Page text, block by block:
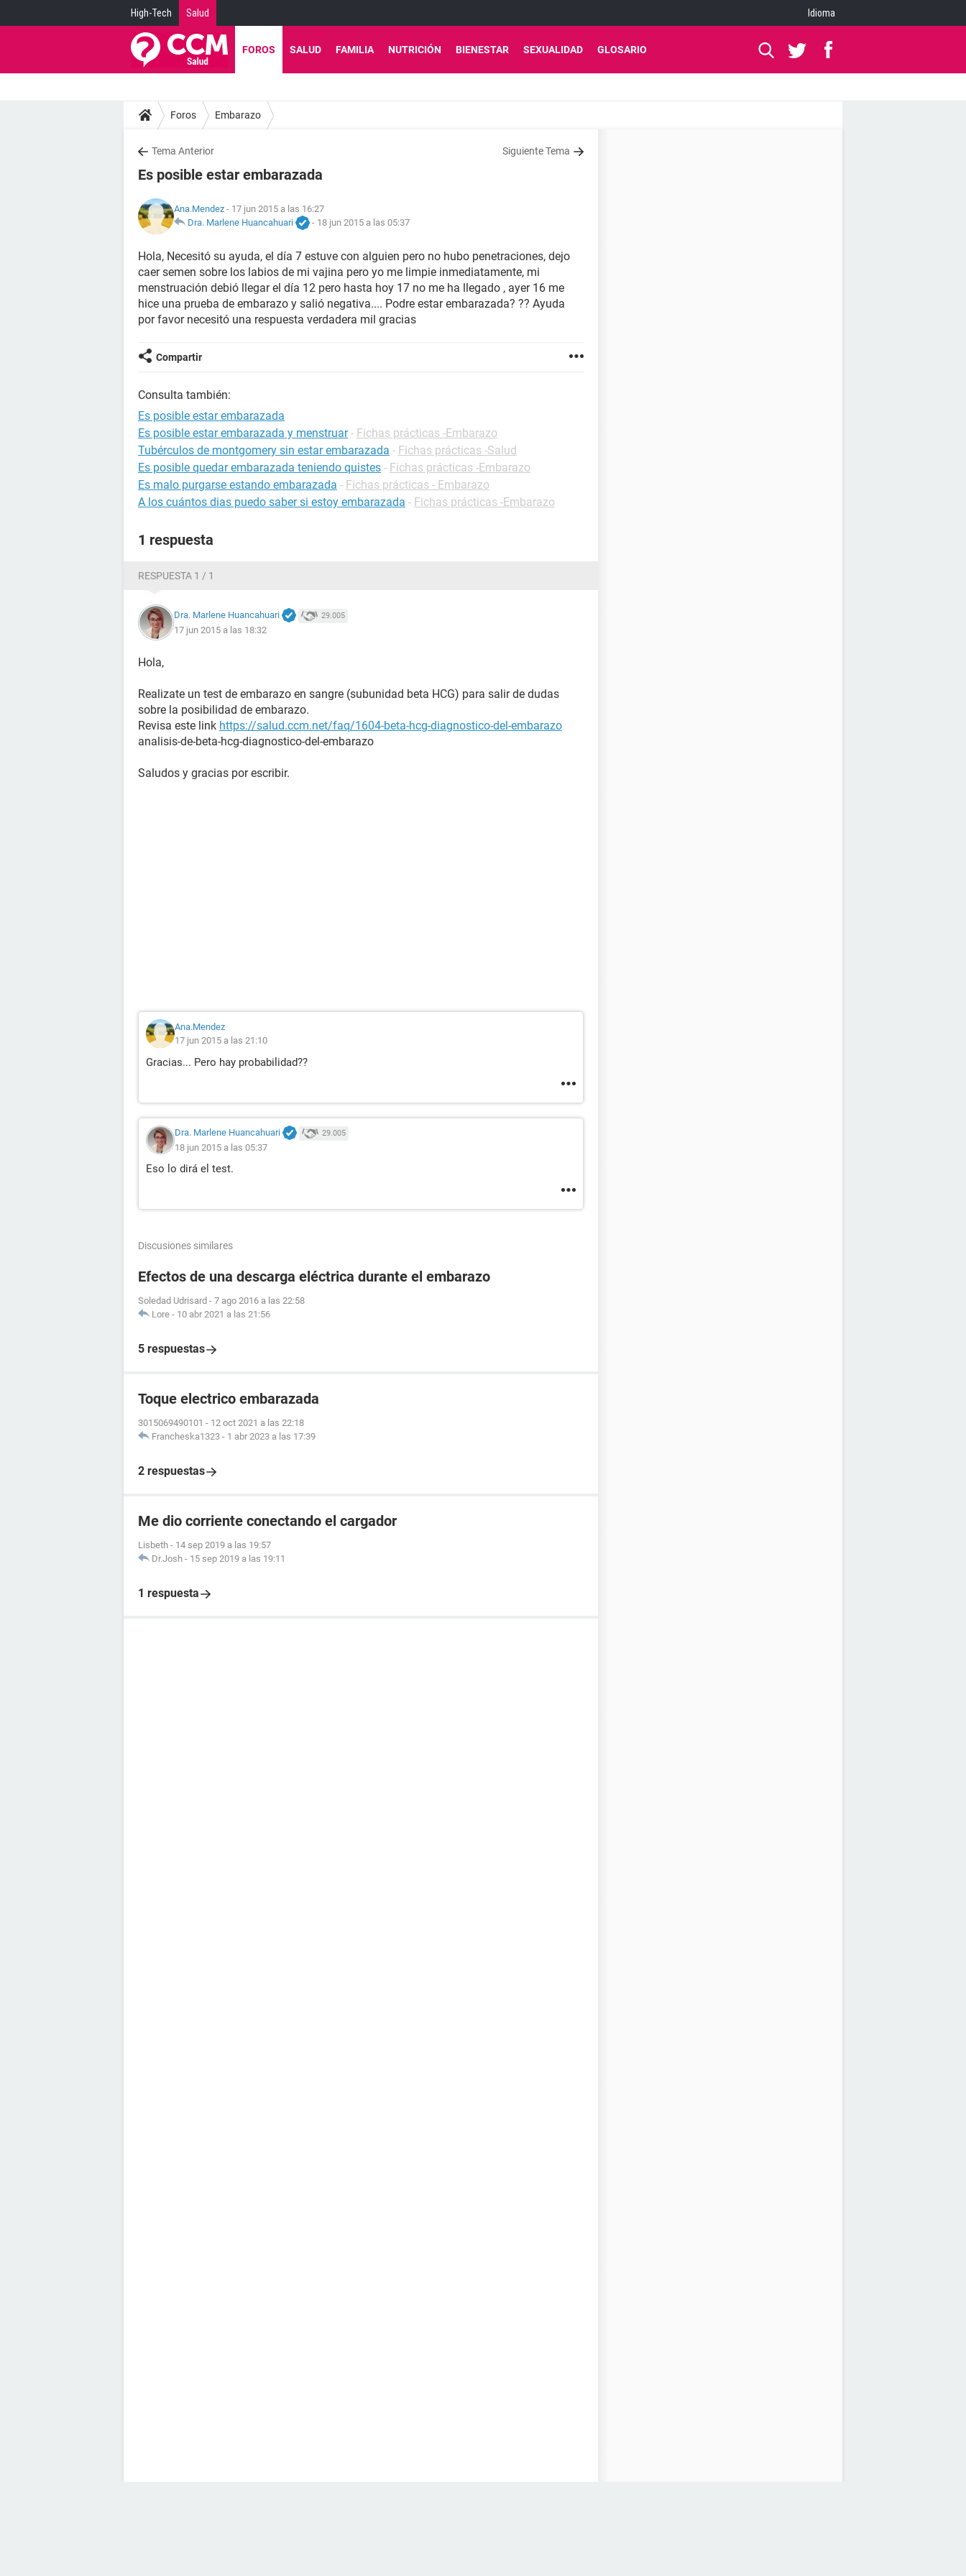
High-Tech Salud Idioma
FOROS SALUD FAMILIA NUTRICIÓN BIENESTAR SEXUALIDAD GLOSARIO
Foros Embarazo
Tema Anterior Siguiente Tema
Es posible estar embarazada
Ana.Mendez - 17 jun 2015 a las 16:27
Dra. Marlene Huancahuari
- 18 jun 2015 a las 05:37
Hola, Necesitó su ayuda, el día 7 estuve con alguien pero no hubo penetraciones, dejo
caer semen sobre los labios de mi vajina pero yo me limpie inmediatamente, mi
menstruación debió llegar el día 12 pero hasta hoy 17 no me ha llegado , ayer 16 me
hice una prueba de embarazo y salió negativa.... Podre estar embarazada? ?? Ayuda
por favor necesitó una respuesta verdadera mil gracias
Compartir
Consulta también:
Es posible estar embarazada
Es posible estar embarazada y menstruar - Fichas prácticas -Embarazo
Tubérculos de montgomery sin estar embarazada - Fichas prácticas -Salud
Es posible quedar embarazada teniendo quistes - Fichas prácticas -Embarazo
Es malo purgarse estando embarazada - Fichas prácticas - Embarazo
A los cuántos dias puedo saber si estoy embarazada - Fichas prácticas -Embarazo
1 respuesta
RESPUESTA 1 / 1
Dra. Marlene Huancahuari 29.005
17 jun 2015 a las 18:32
Hola,
Realizate un test de embarazo en sangre (subunidad beta HCG) para salir de dudas
sobre la posibilidad de embarazo.
Revisa este link https://salud.ccm.net/faq/1604-beta-hcg-diagnostico-del-embarazo
analisis-de-beta-hcg-diagnostico-del-embarazo
Saludos y gracias por escribir.
Ana.Mendez
17 jun 2015 a las 21:10
Gracias... Pero hay probabilidad??
Dra. Marlene Huancahuari 29.005
18 jun 2015 a las 05:37
Eso lo dirá el test.
Discusiones similares
Efectos de una descarga eléctrica durante el embarazo
Soledad Udrisard - 7 ago 2016 a las 22:58
Lore - 10 abr 2021 a las 21:56
5 respuestas
Toque electrico embarazada
3015069490101 - 12 oct 2021 a las 22:18
Francheska1323 - 1 abr 2023 a las 17:39
2 respuestas
Me dio corriente conectando el cargador
Lisbeth - 14 sep 2019 a las 19:57
Dr.Josh - 15 sep 2019 a las 19:11
1 respuesta